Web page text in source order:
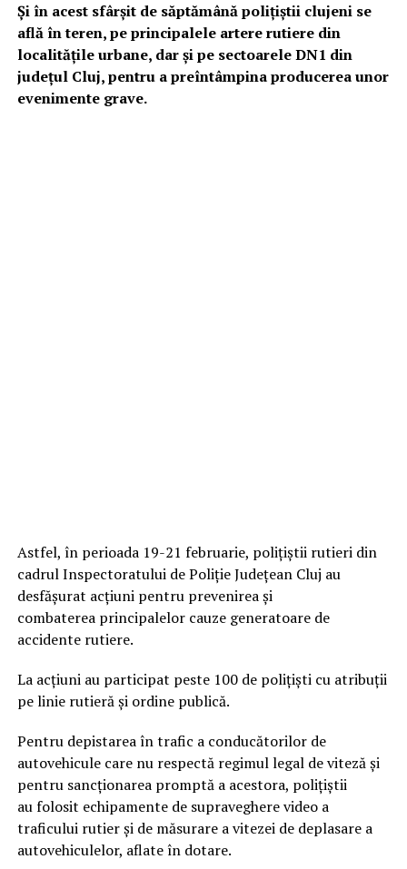
Şi în acest sfârşit de săptămână poliţiştii clujeni se
află în teren, pe principalele artere rutiere din
localităţile urbane, dar şi pe sectoarele DN1 din
judeţul Cluj, pentru a preîntâmpina producerea unor
evenimente grave.
Astfel, în perioada 19-21 februarie, poliţiştii rutieri din
cadrul Inspectoratului de Poliţie Judeţean Cluj au
desfăşurat acţiuni pentru prevenirea şi
combaterea principalelor cauze generatoare de
accidente rutiere.
La acţiuni au participat peste 100 de poliţişti cu atribuţii
pe linie rutieră şi ordine publică.
Pentru depistarea în trafic a conducătorilor de
autovehicule care nu respectă regimul legal de viteză şi
pentru sancţionarea promptă a acestora, poliţiştii
au folosit echipamente de supraveghere video a
traficului rutier şi de măsurare a vitezei de deplasare a
autovehiculelor, aflate în dotare.